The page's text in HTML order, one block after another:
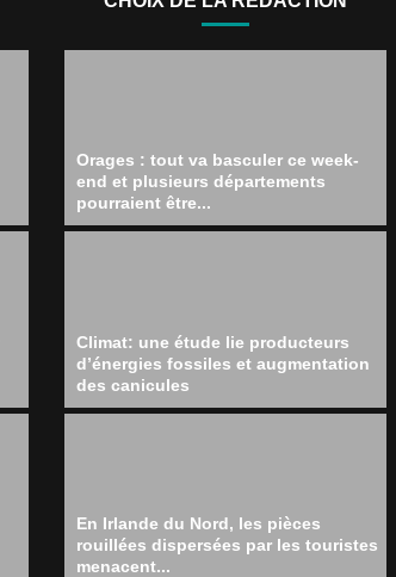
Orages : tout va basculer ce week-
end et plusieurs départements
pourraient être...
Climat: une étude lie producteurs
d’énergies fossiles et augmentation
des canicules
En Irlande du Nord, les pièces
rouillées dispersées par les touristes
menacent...